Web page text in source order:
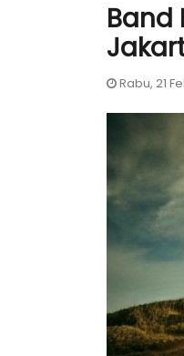
Band
Rabu, 21